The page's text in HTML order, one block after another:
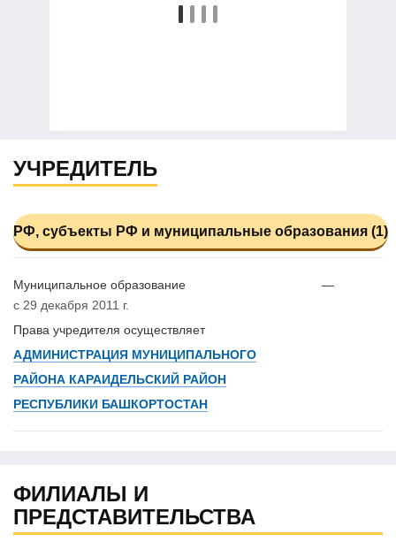
УЧРЕДИТЕЛЬ
РФ, субъекты РФ и муниципальные образования (1)
Муниципальное образование
с 29 декабря 2011 г.
Права учредителя осуществляет
АДМИНИСТРАЦИЯ МУНИЦИПАЛЬНОГО
РАЙОНА КАРАИДЕЛЬСКИЙ РАЙОН
РЕСПУБЛИКИ БАШКОРТОСТАН
—
ФИЛИАЛЫ И
ПРЕДСТАВИТЕЛЬСТВА